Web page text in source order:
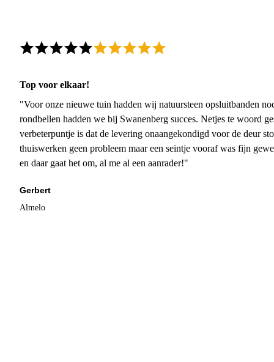
Top voor elkaar!
"Voor onze nieuwe tuin hadden wij natuursteen opsluitbanden
rondbellen hadden we bij Swanenberg succes. Netjes te woord
verbeterpuntje is dat de levering onaangekondigd voor de deur
thuiswerken geen probleem maar een seintje vooraf was fijn
en daar gaat het om, al me al een aanrader!"
Gerbert
Almelo